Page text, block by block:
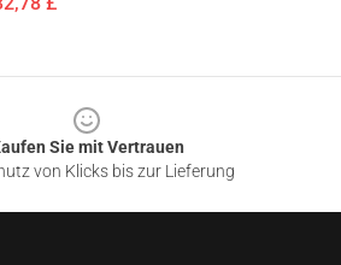
Sie mit Vertrauen
von Klicks bis zur Lieferung